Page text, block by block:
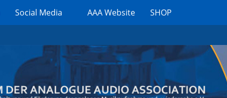
Social Media AAA Website SHOP